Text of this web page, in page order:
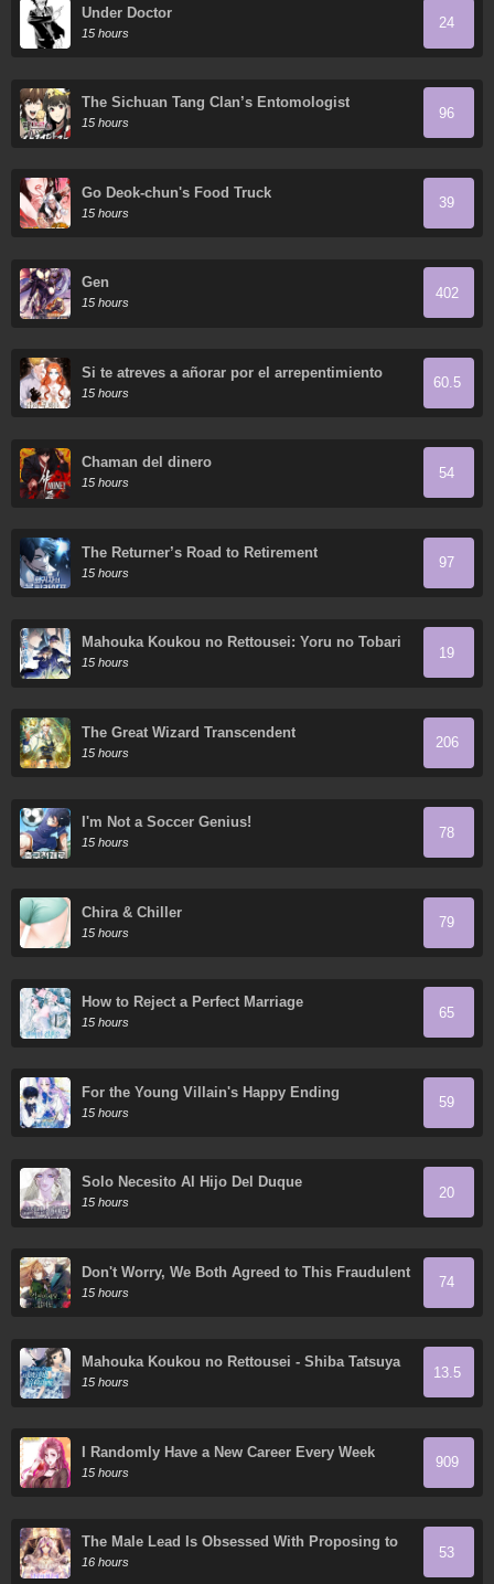
Under Doctor
15 hours
24
The Sichuan Tang Clan’s Entomologist
15 hours
96
Go Deok-chun's Food Truck
15 hours
39
Gen
15 hours
402
Si te atreves a añorar por el arrepentimiento
15 hours
60.5
Chaman del dinero
15 hours
54
The Returner’s Road to Retirement
15 hours
97
Mahouka Koukou no Rettousei: Yoru no Tobari
ni Yami wa Hirameku
15 hours
19
The Great Wizard Transcendent
15 hours
206
I'm Not a Soccer Genius!
15 hours
78
Chira & Chiller
15 hours
79
How to Reject a Perfect Marriage
15 hours
65
For the Young Villain's Happy Ending
15 hours
59
Solo Necesito Al Hijo Del Duque
15 hours
20
Don't Worry, We Both Agreed to This Fraudulent
Marriage
15 hours
74
Mahouka Koukou no Rettousei - Shiba Tatsuya
Ansatsu Keikaku
15 hours
13.5
I Randomly Have a New Career Every Week
15 hours
909
The Male Lead Is Obsessed With Proposing to
Me
16 hours
53